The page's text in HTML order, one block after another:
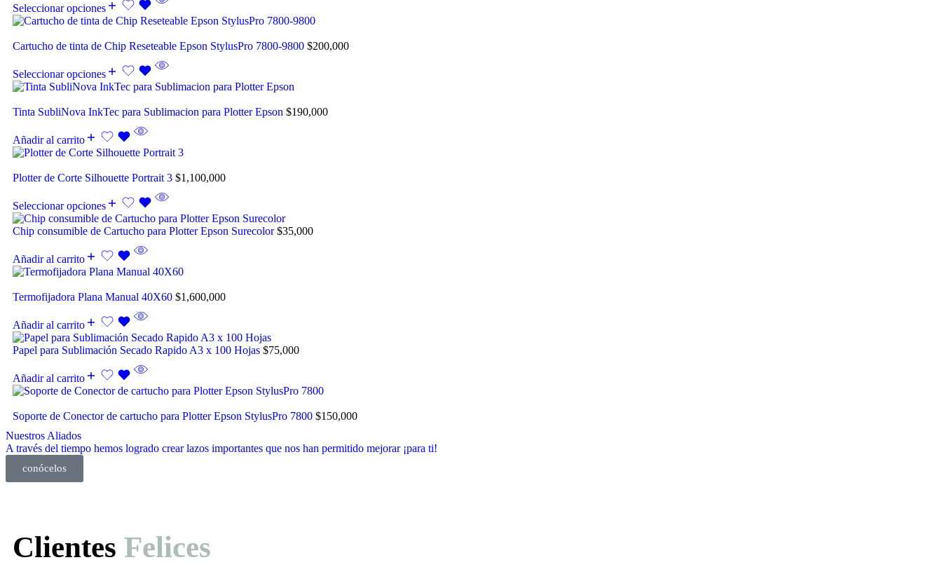
Seleccionar opciones
Cartucho de tinta de Chip Reseteable Epson StylusPro 7800-9800 $200,000
Seleccionar opciones
Tinta SubliNova InkTec para Sublimacion para Plotter Epson $190,000
Añadir al carrito
Plotter de Corte Silhouette Portrait 3 $1,100,000
Seleccionar opciones
Chip consumible de Cartucho para Plotter Epson Surecolor$35,000
Añadir al carrito
Termofijadora Plana Manual 40X60 $1,600,000
Añadir al carrito
Papel para Sublimación Secado Rapido A3 x 100 Hojas $75,000
Añadir al carrito
Soporte de Conector de cartucho para Plotter Epson StylusPro 7800 $150,000
Nuestros Aliados
A través del tiempo hemos logrado crear lazos importantes que nos han permitido mejorar ¡para ti!
conócelos
Clientes Felices